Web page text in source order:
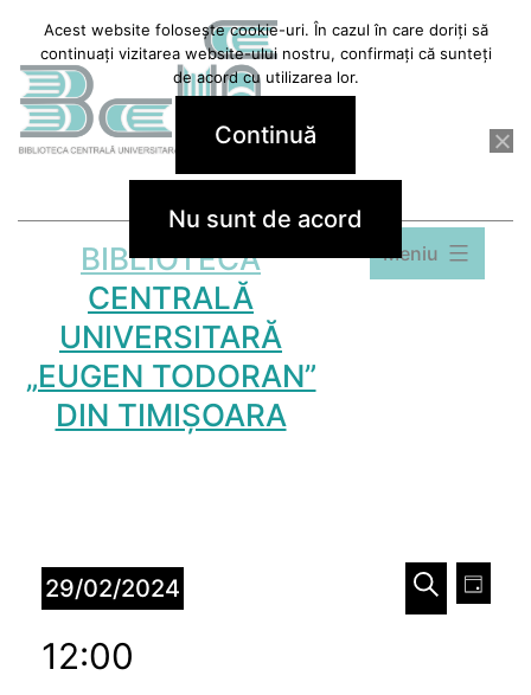
conținut
BIBLIOTECA
CENTRALĂ
UNIVERSITARĂ
„EUGEN TODORAN”
DIN TIMIȘOARA
Meniu
Evenimente
pentru
Caută
Zi
29/02/2024
data.
12:00
Acest website folosește cookie-uri. În cazul în care doriți să
continuați vizitarea website-ului nostru, confirmați că sunteți
de acord cu utilizarea lor.
Continuă
Nu sunt de acord